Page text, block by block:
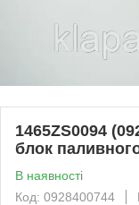
1465ZS0094
блок
В наявності
Код: 0928400744